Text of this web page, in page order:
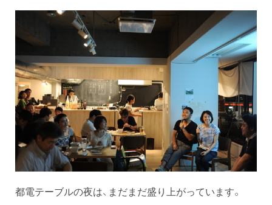
都電テーブルの夜は、まだまだ盛り上がっています。